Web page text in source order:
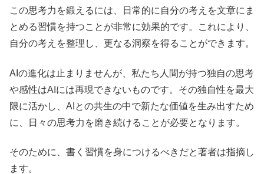
この思考力を鍛えるには、日常的に自分の考えを文章にま
とめる習慣を持つことが非常に効果的です。これにより、
自分の考えを整理し、更なる洞察を得ることができます。
AIの進化は止まりませんが、私たち人間が持つ独自の思考
や感性はAIには再現できないものです。その独自性を最大
限に活かし、AIとの共生の中で新たな価値を生み出すため
に、日々の思考力を磨き続けることが必要となります。
そのために、書く習慣を身につけるべきだと著者は指摘し
ます。